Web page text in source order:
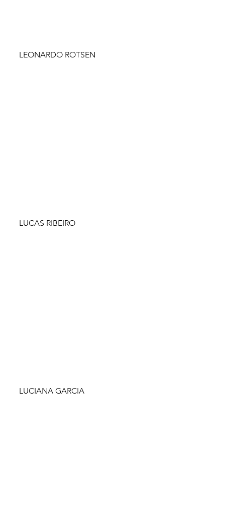
LEONARDO ROTSEN
LUCAS RIBEIRO
LUCIANA GARCIA